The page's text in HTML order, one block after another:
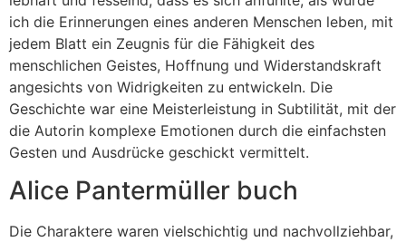
ich die Erinnerungen eines anderen Menschen leben, mit
jedem Blatt ein Zeugnis für die Fähigkeit des
menschlichen Geistes, Hoffnung und Widerstandskraft
angesichts von Widrigkeiten zu entwickeln. Die
Geschichte war eine Meisterleistung in Subtilität, mit der
die Autorin komplexe Emotionen durch die einfachsten
Gesten und Ausdrücke geschickt vermittelt.
Alice Pantermüller buch
Die Charaktere waren vielschichtig und nachvollziehbar,